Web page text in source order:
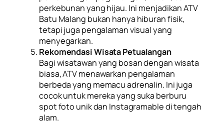
perkebunan yang hijau. Ini menjadikan ATV
Batu Malang bukan hanya hiburan fisik,
tetapi juga pengalaman visual yang
menyegarkan.
Rekomendasi Wisata Petualangan
Bagi wisatawan yang bosan dengan wisata
biasa, ATV menawarkan pengalaman
berbeda yang memacu adrenalin. Ini juga
cocok untuk mereka yang suka berburu
spot foto unik dan Instagramable di tengah
alam.